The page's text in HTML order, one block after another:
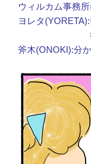
ウィルカム事務所
ヨレタ
後でいいの
斧木(ONOKI):分か